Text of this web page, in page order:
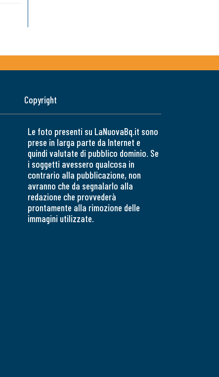
Copyright
Le foto presenti su LaNuovaBq.it sono
prese in larga parte da Internet e
quindi valutate di pubblico dominio. Se
i soggetti avessero qualcosa in
contrario alla pubblicazione, non
avranno che da segnalarlo alla
redazione che provvederà
prontamente alla rimozione delle
immagini utilizzate.